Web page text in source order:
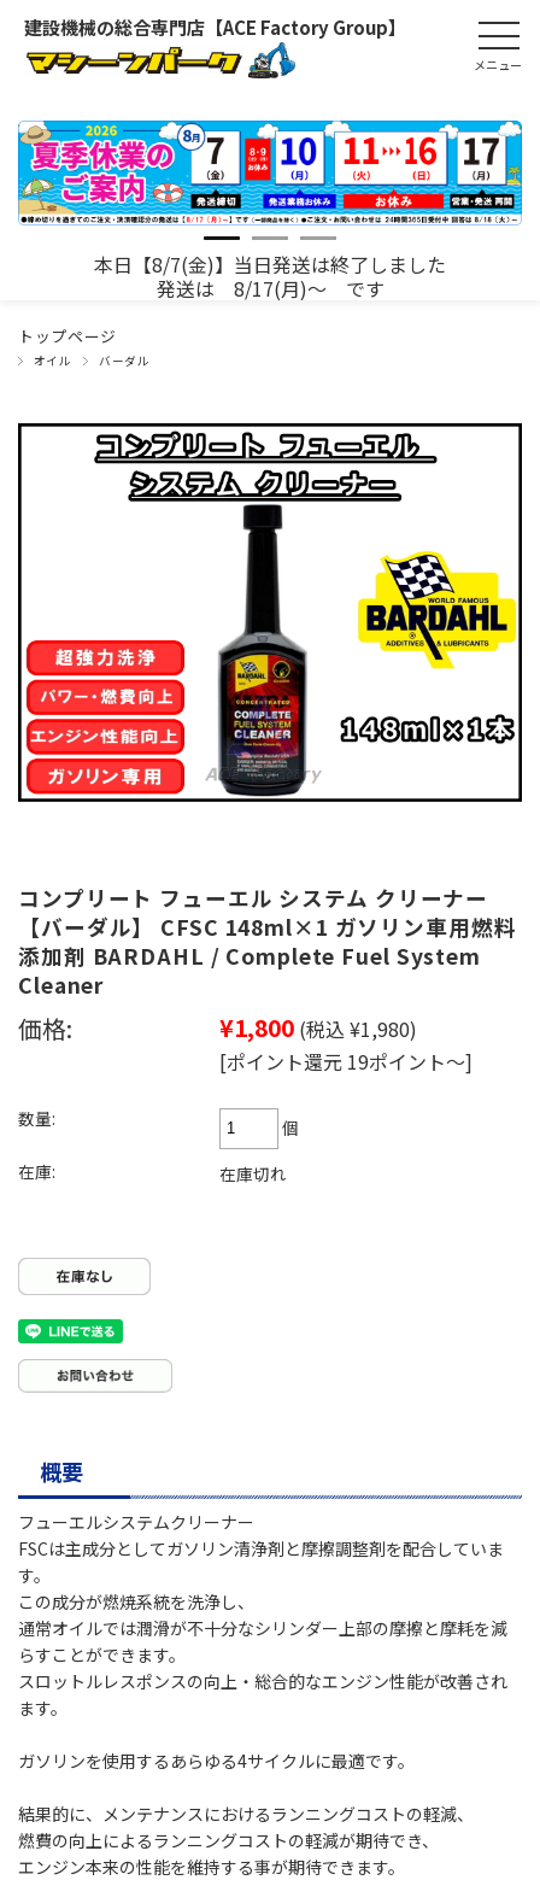
建設機械の総合専門店【ACE Factory Group】
本日【8/7(金)】当日発送は終了しました
発送は 8/17(月)～ です
トップページ
オイル バーダル
コンプリート フューエル システム クリーナー
【バーダル】 CFSC 148ml×1 ガソリン車用燃料
添加剤 BARDAHL / Complete Fuel System
Cleaner
価格: ¥1,800 (税込 ¥1,980)
[ポイント還元 19ポイント～]
数量:
個
在庫:
在庫切れ
概要
フューエルシステムクリーナー
FSCは主成分としてガソリン清浄剤と摩擦調整剤を配合していま
す。
この成分が燃焼系統を洗浄し、
通常オイルでは潤滑が不十分なシリンダー上部の摩擦と摩耗を減
らすことができます。
スロットルレスポンスの向上・総合的なエンジン性能が改善され
ます。
ガソリンを使用するあらゆる4サイクルに最適です。
結果的に、メンテナンスにおけるランニングコストの軽減、
燃費の向上によるランニングコストの軽減が期待でき、
エンジン本来の性能を維持する事が期待できます。